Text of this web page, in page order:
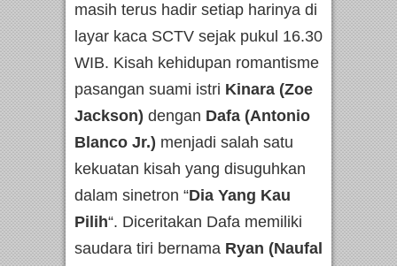
masih terus hadir setiap harinya di
layar kaca SCTV sejak pukul 16.30
WIB. Kisah kehidupan romantisme
pasangan suami istri Kinara (Zoe
Jackson) dengan Dafa (Antonio
Blanco Jr.) menjadi salah satu
kekuatan kisah yang disuguhkan
dalam sinetron “Dia Yang Kau
Pilih“. Diceritakan Dafa memiliki
saudara tiri bernama Ryan (Naufal